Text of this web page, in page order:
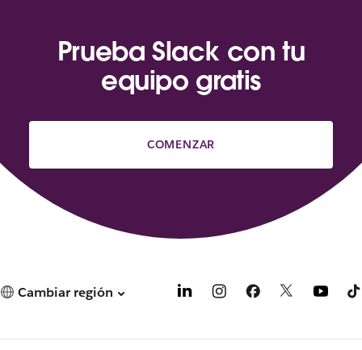
Prueba Slack con tu
equipo gratis
COMENZAR
Cambiar región